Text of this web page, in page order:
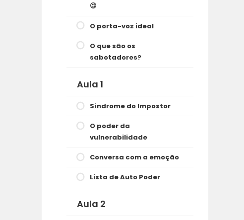
😉
O porta-voz ideal
O que são os
sabotadores?
Aula 1
Síndrome do Impostor
O poder da
vulnerabilidade
Conversa com a emoção
Lista de Auto Poder
Aula 2